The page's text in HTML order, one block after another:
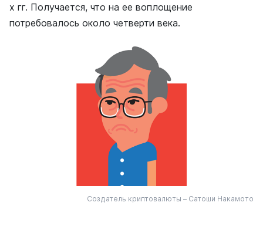
х гг. Получается, что на ее воплощение
потребовалось около четверти века.
Создатель криптовалюты – Сатоши Накамото